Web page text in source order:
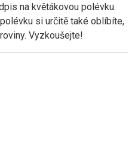
na květákovou polévku.
si určitě také oblíbíte,
Vyzkoušejte!